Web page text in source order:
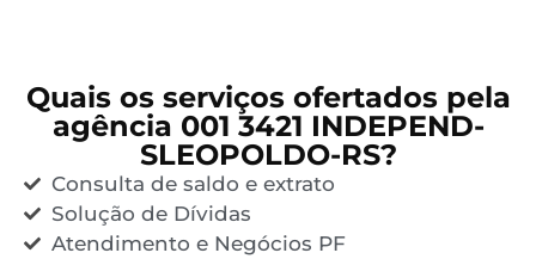
Quais os serviços ofertados pela
agência 001 3421 INDEPEND-
SLEOPOLDO-RS?
Consulta de saldo e extrato
Solução de Dívidas
Atendimento e Negócios PF